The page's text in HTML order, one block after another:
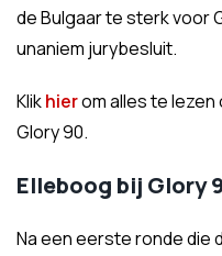
de Bulgaar te sterk voor
unaniem jurybesluit.
Klikhierom alles te
Glory 90.
Elleboog bij Glory
Na een eerste ronde die